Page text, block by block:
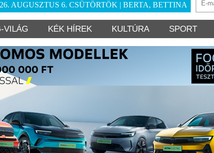
AUGUSZTUS 6. CSÜTÖRTÖK | BERTA, BETTINA
VILÁG KÉK HÍREK KULTÚRA SPORT